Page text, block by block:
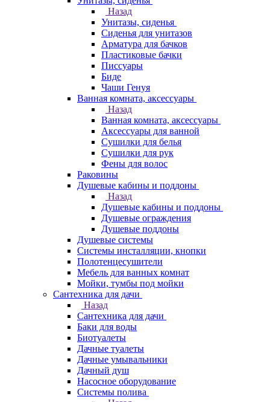
Назад
Унитазы, сиденья
Сиденья для унитазов
Арматура для бачков
Пластиковые бачки
Писсуары
Биде
Чаши Генуя
Ванная комната, аксессуары
Назад
Ванная комната, аксессуары
Аксессуары для ванной
Сушилки для белья
Сушилки для рук
Фены для волос
Раковины
Душевые кабины и поддоны
Назад
Душевые кабины и поддоны
Душевые ограждения
Душевые поддоны
Душевые системы
Системы инсталляции, кнопки
Полотенцесушители
Мебель для ванных комнат
Мойки, тумбы под мойки
Сантехника для дачи
Назад
Сантехника для дачи
Баки для воды
Биотуалеты
Дачные туалеты
Дачные умывальники
Дачный душ
Насосное оборудование
Системы полива